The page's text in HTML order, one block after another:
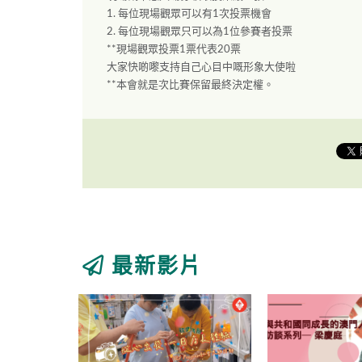
1. 每位現場觀眾可以有1次投票機會
2. 每位現場觀眾只可以為1位參賽者投票
**現場觀眾投票1票代表20票
大家快啲嚟支持自己心目中嘅形象大使啦
**本會就是次比賽保留最終決定權。
最新影片